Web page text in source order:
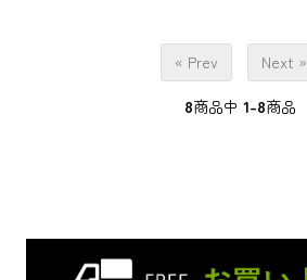
« Prev Next »
8商品中 1-8商品